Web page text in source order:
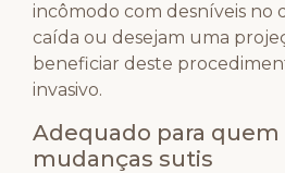
incômodo com desníveis no
caída ou desejam uma
beneficiar deste
invasivo.
Adequado para quem
mudanças sutis